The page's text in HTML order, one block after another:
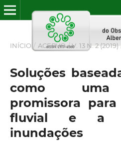
INÍCIO / ACERVO / V. 13 N. 2 (2019)
Soluções
como uma
promissora
fluvial e a
inundações